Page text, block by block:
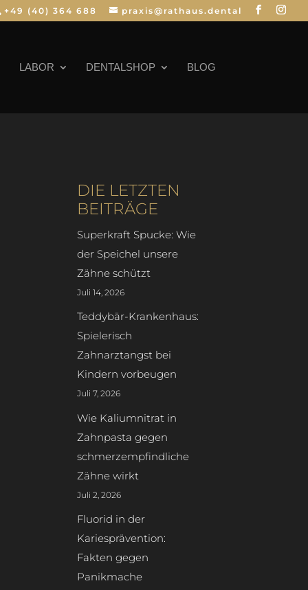
+49 (40) 364 688 praxis@rathaus.dental
LABOR DENTALSHOP BLOG
DIE LETZTEN
BEITRÄGE
Superkraft Spucke: Wie
der Speichel unsere
Zähne schützt
Juli 14, 2026
Teddybär-Krankenhaus:
Spielerisch
Zahnarztangst bei
Kindern vorbeugen
Juli 7, 2026
Wie Kaliumnitrat in
Zahnpasta gegen
schmerzempfindliche
Zähne wirkt
Juli 2, 2026
Fluorid in der
Kariesprävention:
Fakten gegen
Panikmache